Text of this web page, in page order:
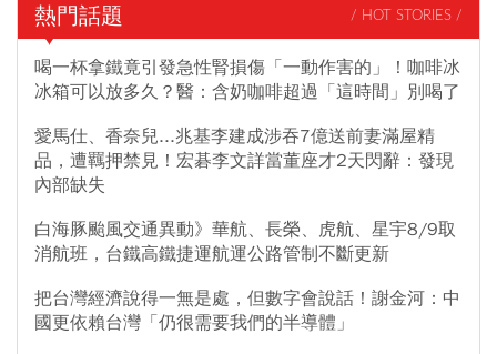
熱門話題 / HOT STORIES /
喝一杯拿鐵竟引發急性腎損傷「一動作害的」！咖啡冰
冰箱可以放多久？醫：含奶咖啡超過「這時間」別喝了
愛馬仕、香奈兒...兆基李建成涉吞7億送前妻滿屋精
品，遭羈押禁見！宏碁李文詳當董座才2天閃辭：發現
內部缺失
白海豚颱風交通異動》華航、長榮、虎航、星宇8/9取
消航班，台鐵高鐵捷運航運公路管制不斷更新
把台灣經濟說得一無是處，但數字會說話！謝金河：中
國更依賴台灣「仍很需要我們的半導體」